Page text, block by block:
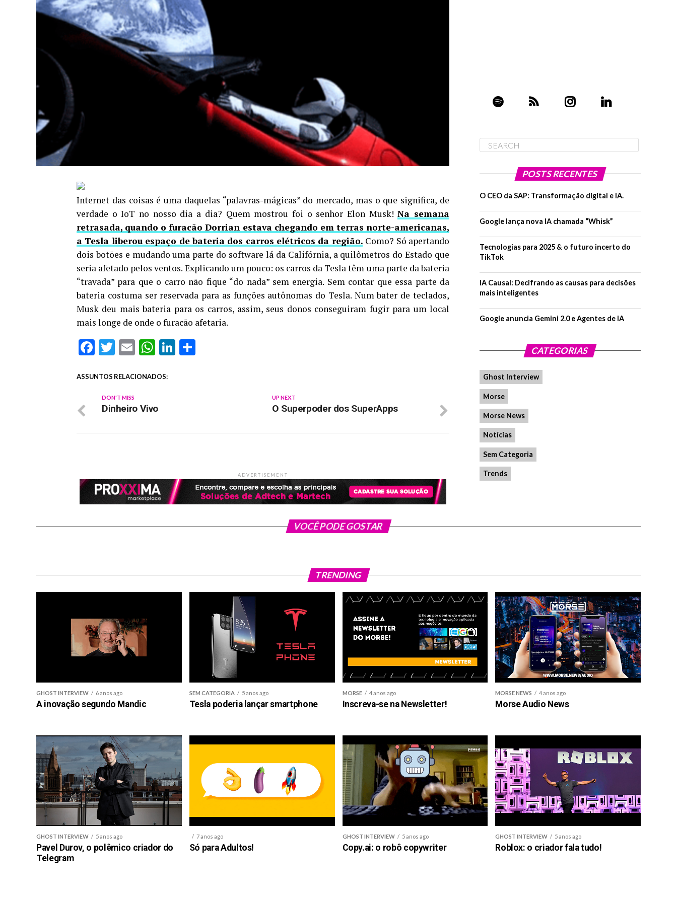
Internet das coisas é uma daquelas “palavras-mágicas” do mercado, mas o que significa, de
verdade o IoT no nosso dia a dia? Quem mostrou foi o senhor Elon Musk!Na semana
retrasada, quando o furacão Dorrian estava chegando em terras norte-americanas,
a Tesla liberou espaço de bateria dos carros elétricos da região. Como? Só apertando
dois botões e mudando uma parte do software lá da Califórnia, a quilômetros do Estado que
seria afetado pelos ventos. Explicando um pouco: os carros da Tesla têm uma parte da bateria
“travada” para que o carro não fique “do nada” sem energia. Sem contar que essa parte da
bateria costuma ser reservada para as funções autônomas do Tesla. Num bater de teclados,
Musk deu mais bateria para os carros, assim, seus donos conseguiram fugir para um local
mais longe de onde o furacão afetaria.
Facebook
Twitter
EmailWhatsApp
LinkedIn
ASSUNTOS RELACIONADOS:
UP NEXT
O Superpoder dos SuperApps
DON'T MISS
Dinheiro Vivo
ADVERTISEMENT
POSTS RECENTES
O CEO da SAP: Transformação digital e IA.
Google lança nova IA chamada “Whisk”
Tecnologias para 2025 & o futuro incerto do
TikTok
IA Causal: Decifrando as causas para decisões
mais inteligentes
Google anuncia Gemini 2.0 e Agentes de IA
CATEGORIAS
Ghost Interview
Morse
Morse News
Notícias
Sem Categoria
Trends
VOCÊ PODE GOSTAR
TRENDING
GHOST INTERVIEW 6 anos ago
A inovação segundo Mandic
SEM CATEGORIA 5 anos ago
Tesla poderia lançar smartphone
MORSE 4 anos ago
Inscreva-se na Newsletter!
MORSE NEWS 4 anos ago
Morse Audio News
GHOST INTERVIEW 5 anos ago
Pavel Durov, o polêmico criador do
Telegram
7 anos ago
Só para Adultos!
GHOST INTERVIEW 5 anos ago
Copy.ai: o robô copywriter
GHOST INTERVIEW 5 anos ago
Roblox: o criador fala tudo!